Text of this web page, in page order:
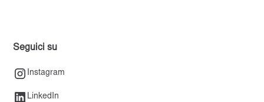
Seguici su
Instagram
LinkedIn